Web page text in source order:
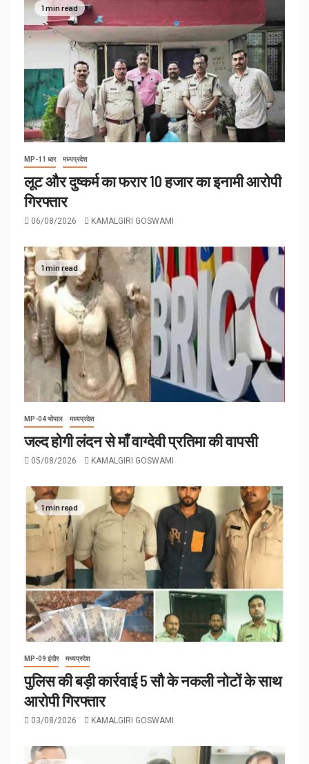
1 min read
MP-11 धार मध्यप्रदेश
लूट और दुष्कर्म का फरार 10 हजार का इनामी आरोपी
गिरफ्तार
06/08/2026 KAMALGIRI GOSWAMI
1 min read
MP-04 भोपाल मध्यप्रदेश
जल्द होगी लंदन से माँ वाग्देवी प्रतिमा की वापसी
05/08/2026 KAMALGIRI GOSWAMI
1 min read
MP-09 इंदौर मध्यप्रदेश
पुलिस की बड़ी कार्रवाई 5 सौ के नकली नोटों के साथ
आरोपी गिरफ्तार
03/08/2026 KAMALGIRI GOSWAMI